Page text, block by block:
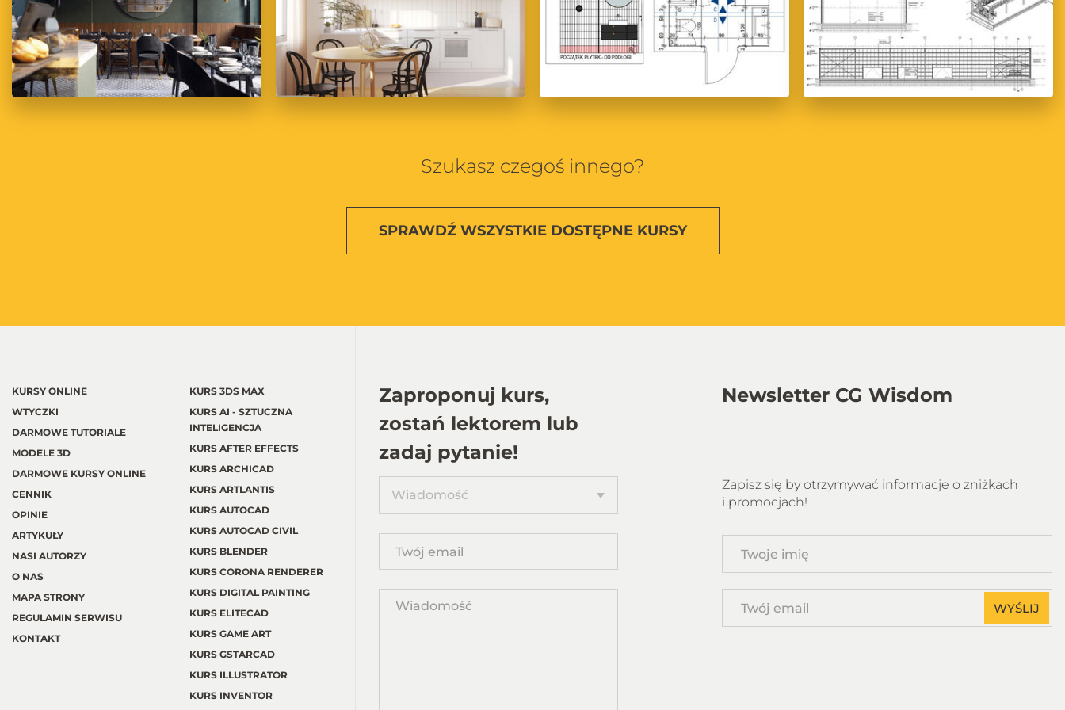
Szukasz czegoś innego?
SPRAWDŹ WSZYSTKIEDOSTĘPNE KURSY
KURSY ONLINE
WTYCZKI
DARMOWE TUTORIALE
MODELE 3D
DARMOWE KURSY ONLINE
CENNIK
OPINIE
ARTYKUŁY
NASI AUTORZY
O NAS
MAPA STRONY
REGULAMIN SERWISU
KONTAKT
KURS 3DS MAX
KURS AI - SZTUCZNA
INTELIGENCJA
KURS AFTER EFFECTS
KURS ARCHICAD
KURS ARTLANTIS
KURS AUTOCAD
KURS AUTOCAD CIVIL
KURS BLENDER
KURS CORONA RENDERER
KURS DIGITAL PAINTING
KURS ELITECAD
KURS GAME ART
KURS GSTARCAD
KURS ILLUSTRATOR
KURS INVENTOR
Zaproponuj kurs,
zostań lektorem lub
zadaj pytanie!
kurs
Wiadomość
email
Wpisz
propozycję
Newsletter CG Wisdom
Zapisz się by otrzymywać informacje o zniżkach
i promocjach!
imię
email
WYŚLIJ